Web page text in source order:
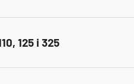
125 i 325